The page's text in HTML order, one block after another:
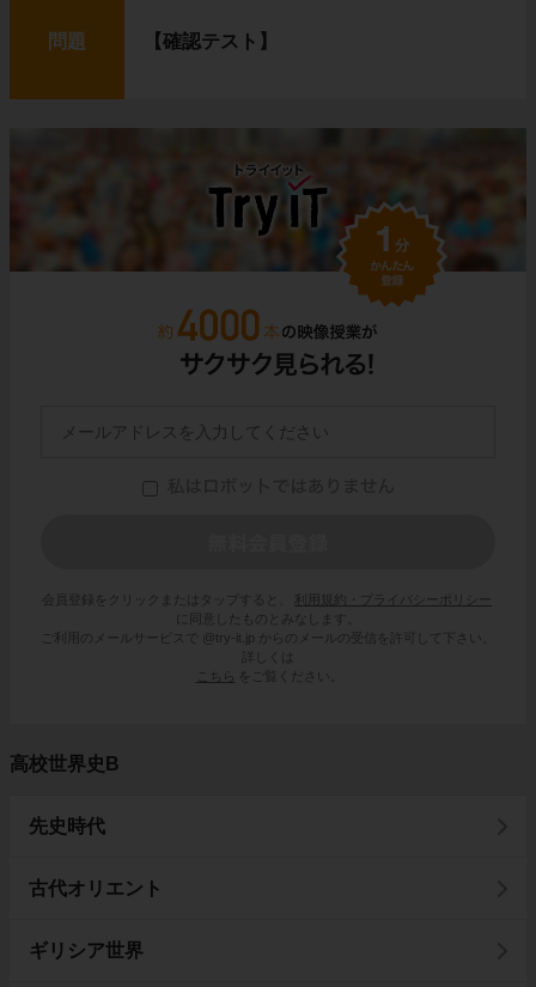
問題 【確認テスト】
会員登録をクリックまたはタップすると、
利用規約・プライバシーポリシー
に同意したものとみなします。
ご利用のメールサービスで @try-it.jp からのメールの受信を許可して下さい。
詳しくは
こちら
をご覧ください。
高校世界史B
先史時代
古代オリエント
ギリシア世界